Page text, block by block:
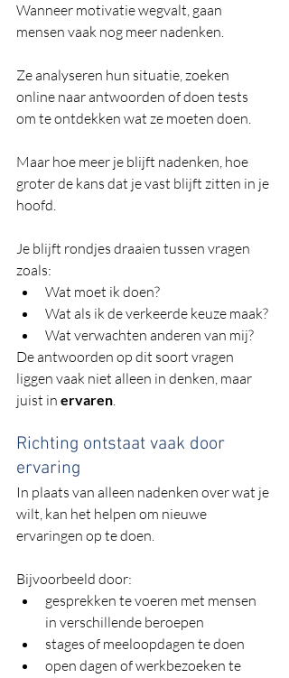
Wanneer motivatie wegvalt, gaan
mensen vaak nog meer nadenken.
Ze analyseren hun situatie, zoeken
online naar antwoorden of doen tests
om te ontdekken wat ze moeten doen.
Maar hoe meer je blijft nadenken, hoe
groter de kans dat je vast blijft zitten in je
hoofd.
Je blijft rondjes draaien tussen vragen
zoals:
Wat moet ik doen?
Wat als ik de verkeerde keuze maak?
Wat verwachten anderen van mij?
De antwoorden op dit soort vragen
liggen vaak niet alleen in denken, maar
juist in ervaren.
Richting ontstaat vaak door
ervaring
In plaats van alleen nadenken over wat je
wilt, kan het helpen om nieuwe
ervaringen op te doen.
Bijvoorbeeld door:
gesprekken te voeren met mensen
in verschillende beroepen
stages of meeloopdagen te doen
open dagen of werkbezoeken te